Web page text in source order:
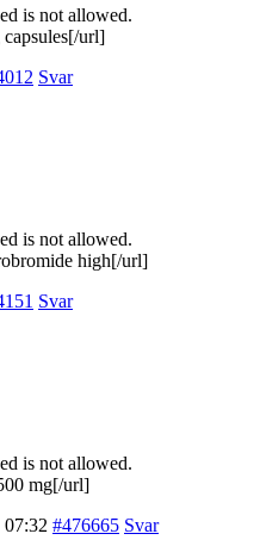
is not allowed.
url]
Svar
is not allowed.
high[/url]
Svar
is not allowed.
mg[/url]
07:32 #476665 Svar